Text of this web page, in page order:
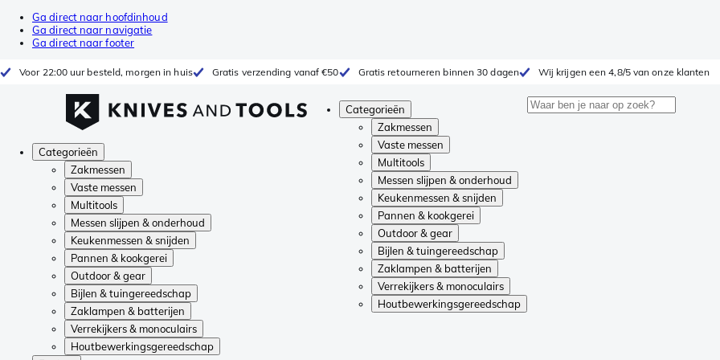
Ga direct naar hoofdinhoud
Ga direct naar navigatie
Ga direct naar footer
Voor 22:00 uur besteld, morgen in huis Gratis verzending vanaf €50 Gratis retourneren binnen 30 dagen Wij krijgen een 4,8/5 van onze klanten
Categorieën
Zakmessen
Vaste messen
Multitools
Messen slijpen & onderhoud
Keukenmessen & snijden
Pannen & kookgerei
Outdoor & gear
Bijlen & tuingereedschap
Zaklampen & batterijen
Verrekijkers & monoculairs
Houtbewerkingsgereedschap
Categorieën
Zakmessen
Vaste messen
Multitools
Messen slijpen & onderhoud
Keukenmessen & snijden
Pannen & kookgerei
Outdoor & gear
Bijlen & tuingereedschap
Zaklampen & batterijen
Verrekijkers & monoculairs
Houtbewerkingsgereedschap